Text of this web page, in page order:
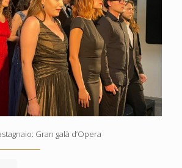
Gran galà d’Opera